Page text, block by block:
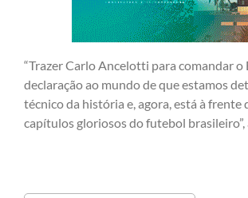
“Trazer Carlo Ancelotti para comandar
declaração ao mundo de que estamos
técnico da história e, agora, está à
capítulos gloriosos do futebol